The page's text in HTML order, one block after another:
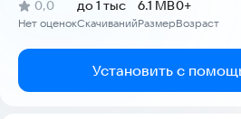
Рейтинг:
0,0
(
Нет оценок
)
Скачиваний
до 1 тыс
Размер
6.1 MB
Возраст
0+
Установить с